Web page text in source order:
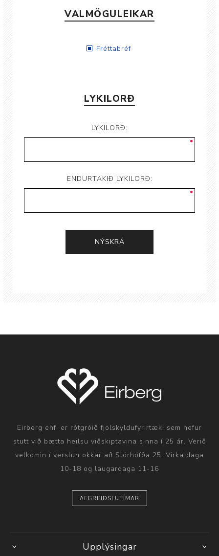
VALMÖGULEIKAR
Fréttabréf
LYKILORÐ
LYKILORÐ:
ENDURTAKIÐ LYKILORÐ:
Eirberg ehf. er rótgróið fjölskyldufyrirtæki sem hefur
stutt við bætta heilsu viðskiptavina sinna í 25 ár. Verið
velkomin í verslun okkar að Stórhöfða 25. Virka daga
10-18 og laugardaga 11-16
AFGREIÐSLUTÍMAR
Upplýsingar